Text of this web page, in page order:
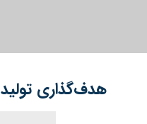
هدف‌گذاری تولید ۲۰۰ مگاوات برق خورشیدی در آذربایجان‌شرقی تا پایان سال